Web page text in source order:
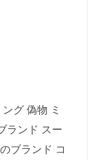
グ 偽物 ミ
ランド スー
ブランド コ